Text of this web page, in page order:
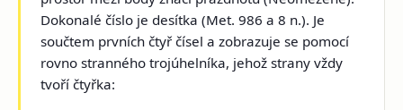
Dokonalé číslo je desítka (Met. 986 a 8 n.). Je
součtem prvních čtyř čísel a zobrazuje se pomocí
rovno stranného trojúhelníka, jehož strany vždy
tvoří čtyřka: